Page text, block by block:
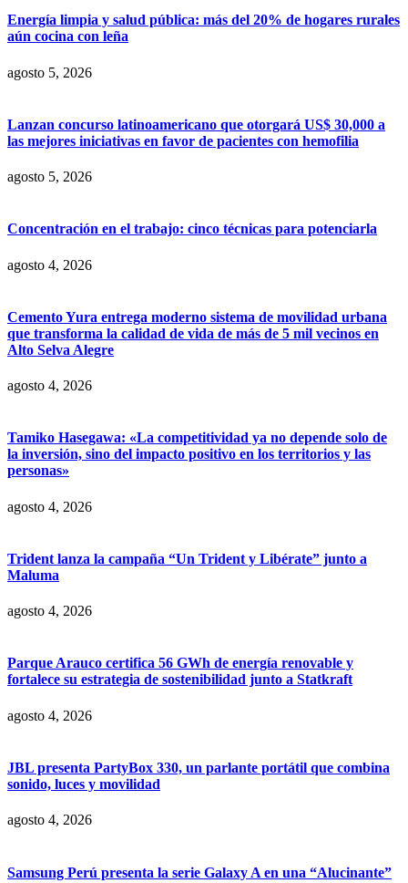
Energía limpia y salud pública: más del 20% de hogares rurales
aún cocina con leña
agosto 5, 2026
Lanzan concurso latinoamericano que otorgará US$ 30,000 a
las mejores iniciativas en favor de pacientes con hemofilia
agosto 5, 2026
Concentración en el trabajo: cinco técnicas para potenciarla
agosto 4, 2026
Cemento Yura entrega moderno sistema de movilidad urbana
que transforma la calidad de vida de más de 5 mil vecinos en
Alto Selva Alegre
agosto 4, 2026
Tamiko Hasegawa: «La competitividad ya no depende solo de
la inversión, sino del impacto positivo en los territorios y las
personas»
agosto 4, 2026
Trident lanza la campaña “Un Trident y Libérate” junto a
Maluma
agosto 4, 2026
Parque Arauco certifica 56 GWh de energía renovable y
fortalece su estrategia de sostenibilidad junto a Statkraft
agosto 4, 2026
JBL presenta PartyBox 330, un parlante portátil que combina
sonido, luces y movilidad
agosto 4, 2026
Samsung Perú presenta la serie Galaxy A en una “Alucinante”